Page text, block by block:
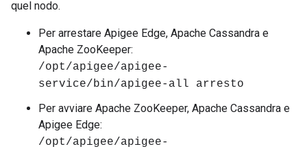
quel nodo.
Per arrestare Apigee Edge, Apache Cassandra e
Apache ZooKeeper:
/opt/apigee/apigee-
service/bin/apigee-all arresto
Per avviare Apache ZooKeeper, Apache Cassandra e
Apigee Edge:
/opt/apigee/apigee-